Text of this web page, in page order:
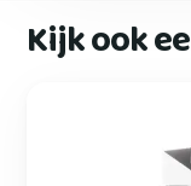
Kijk ook